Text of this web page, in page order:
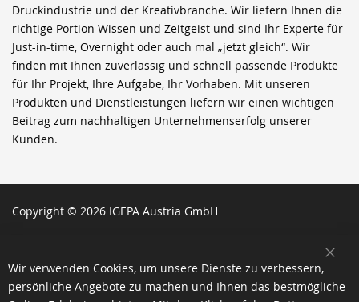
Druckindustrie und der Kreativbranche. Wir liefern Ihnen die
richtige Portion Wissen und Zeitgeist und sind Ihr Experte für
Just-in-time, Overnight oder auch mal „jetzt gleich“. Wir
finden mit Ihnen zuverlässig und schnell passende Produkte
für Ihr Projekt, Ihre Aufgabe, Ihr Vorhaben. Mit unseren
Produkten und Dienstleistungen liefern wir einen wichtigen
Beitrag zum nachhaltigen Unternehmenserfolg unserer
Kunden.
Copyright © 2026 IGEPA Austria GmbH
Wir verwenden Cookies, um unsere Dienste zu verbessern,
persönliche Angebote zu machen und Ihnen das bestmögliche